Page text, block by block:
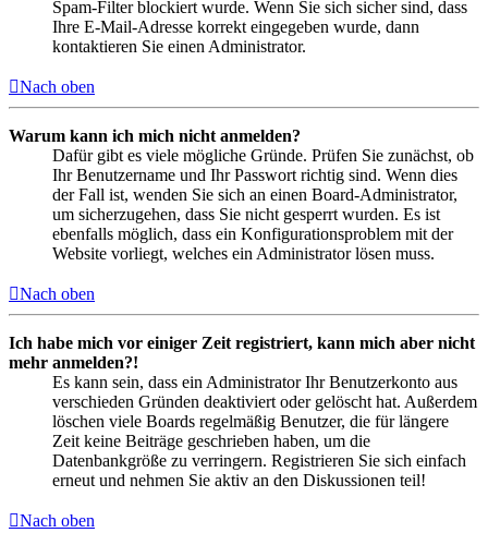
Spam-Filter blockiert wurde. Wenn Sie sich sicher sind, dass
Ihre E-Mail-Adresse korrekt eingegeben wurde, dann
kontaktieren Sie einen Administrator.
Nach oben
Warum kann ich mich nicht anmelden?
Dafür gibt es viele mögliche Gründe. Prüfen Sie zunächst, ob
Ihr Benutzername und Ihr Passwort richtig sind. Wenn dies
der Fall ist, wenden Sie sich an einen Board-Administrator,
um sicherzugehen, dass Sie nicht gesperrt wurden. Es ist
ebenfalls möglich, dass ein Konfigurationsproblem mit der
Website vorliegt, welches ein Administrator lösen muss.
Nach oben
Ich habe mich vor einiger Zeit registriert, kann mich aber nicht
mehr anmelden?!
Es kann sein, dass ein Administrator Ihr Benutzerkonto aus
verschieden Gründen deaktiviert oder gelöscht hat. Außerdem
löschen viele Boards regelmäßig Benutzer, die für längere
Zeit keine Beiträge geschrieben haben, um die
Datenbankgröße zu verringern. Registrieren Sie sich einfach
erneut und nehmen Sie aktiv an den Diskussionen teil!
Nach oben